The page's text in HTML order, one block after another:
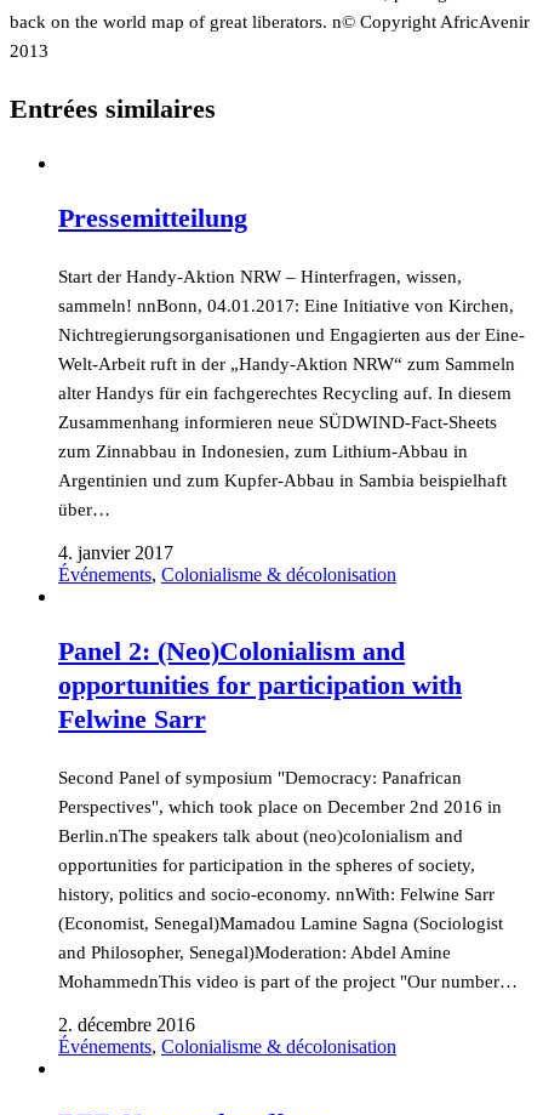
back on the world map of great liberators. n© Copyright AfricAvenir
2013
Entrées similaires
Pressemitteilung
Start der Handy-Aktion NRW – Hinterfragen, wissen,
sammeln! nnBonn, 04.01.2017: Eine Initiative von Kirchen,
Nichtregierungsorganisationen und Engagierten aus der Eine-
Welt-Arbeit ruft in der „Handy-Aktion NRW“ zum Sammeln
alter Handys für ein fachgerechtes Recycling auf. In diesem
Zusammenhang informieren neue SÜDWIND-Fact-Sheets
zum Zinnabbau in Indonesien, zum Lithium-Abbau in
Argentinien und zum Kupfer-Abbau in Sambia beispielhaft
über…
4. janvier 2017
Événements, Colonialisme & décolonisation
Panel 2: (Neo)Colonialism and
opportunities for participation with
Felwine Sarr
Second Panel of symposium "Democracy: Panafrican
Perspectives", which took place on December 2nd 2016 in
Berlin.nThe speakers talk about (neo)colonialism and
opportunities for participation in the spheres of society,
history, politics and socio-economy. nnWith: Felwine Sarr
(Economist, Senegal)Mamadou Lamine Sagna (Sociologist
and Philosopher, Senegal)Moderation: Abdel Amine
MohammednThis video is part of the project "Our number…
2. décembre 2016
Événements, Colonialisme & décolonisation